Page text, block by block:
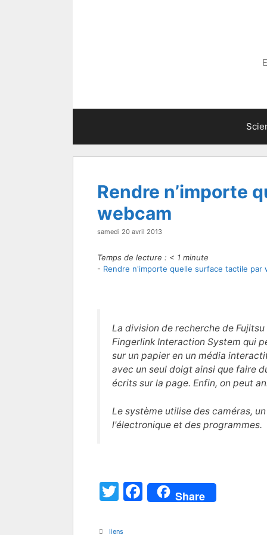
Rendre n’importe
webcam
samedi 20 avril 2013
Temps de lecture : < 1 minute
- Rendre n'importe quelle surface tactile par
La division de recherche de
Fingerlink Interaction System qui
sur un papier en un média
avec un seul doigt ainsi que faire
écrits sur la page. Enfin, on peut
Le système utilise des caméras,
l'électronique et des programmes.
T
itt
F
a
Share
Catégories
liens